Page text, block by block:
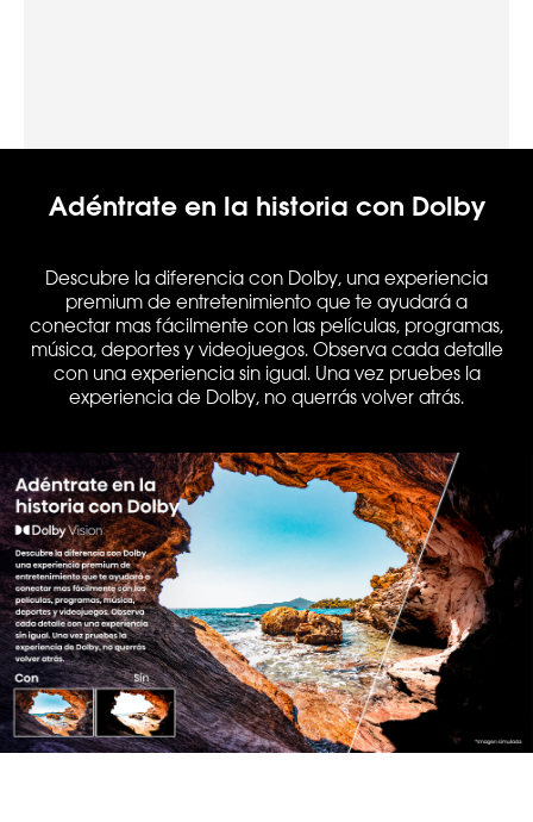
Adéntrate en la historia con Dolby
Descubre la diferencia con Dolby, una experiencia
premium de entretenimiento que te ayudará a
conectar mas fácilmente con las películas, programas,
música, deportes y videojuegos. Observa cada detalle
con una experiencia sin igual. Una vez pruebes la
experiencia de Dolby, no querrás volver atrás.